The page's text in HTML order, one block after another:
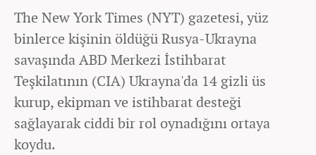
The New York Times (NYT) gazetesi, yüz
binlerce kişinin öldüğü Rusya-Ukrayna
savaşında ABD Merkezi İstihbarat
Teşkilatının (CIA) Ukrayna'da 14 gizli üs
kurup, ekipman ve istihbarat desteği
sağlayarak ciddi bir rol oynadığını ortaya
koydu.